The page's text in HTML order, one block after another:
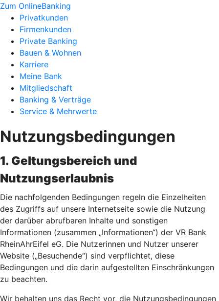
Zum OnlineBanking
Privatkunden
Firmenkunden
Private Banking
Bauen & Wohnen
Karriere
Meine Bank
Mitgliedschaft
Banking & Verträge
Service & Mehrwerte
Nutzungsbedingungen
1. Geltungsbereich und
Nutzungserlaubnis
Die nachfolgenden Bedingungen regeln die Einzelheiten
des Zugriffs auf unsere Internetseite sowie die Nutzung
der darüber abrufbaren Inhalte und sonstigen
Informationen (zusammen „Informationen“) der VR Bank
RheinAhrEifel eG. Die Nutzerinnen und Nutzer unserer
Website („Besuchende“) sind verpflichtet, diese
Bedingungen und die darin aufgestellten Einschränkungen
zu beachten.
Wir behalten uns das Recht vor, die Nutzungsbedingungen